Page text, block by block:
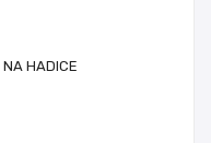
HADICE